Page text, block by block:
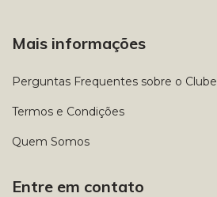
Mais informações
Perguntas Frequentes sobre o Clube
Termos e Condições
Quem Somos
Entre em contato